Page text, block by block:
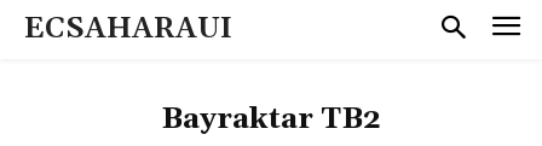
ECSAHARAUI
Bayraktar TB2